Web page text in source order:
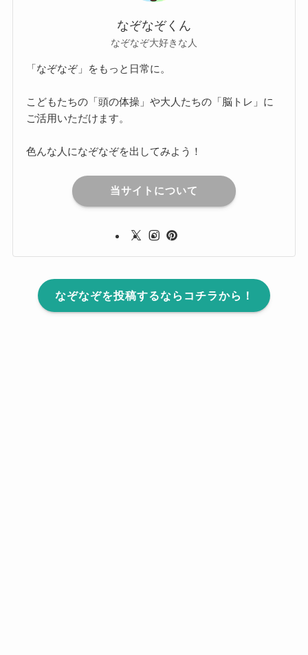
なぞなぞくん
なぞなぞ大好きな人
「なぞなぞ」をもっと日常に。
こどもたちの「頭の体操」や大人たちの「脳トレ」に
ご活用いただけます。
色んな人になぞなぞを出してみよう！
当サイトについて
なぞなぞを投稿するならコチラから！